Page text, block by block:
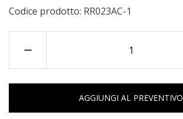
Codice prodotto: RR023AC-1
AGGIUNGI AL PREVENTIVO